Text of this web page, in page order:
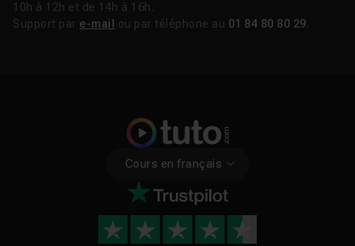
10h à 12h et de 14h à 16h.
Support par e-mail ou par téléphone au 01 84 80 80 29
Cours en français